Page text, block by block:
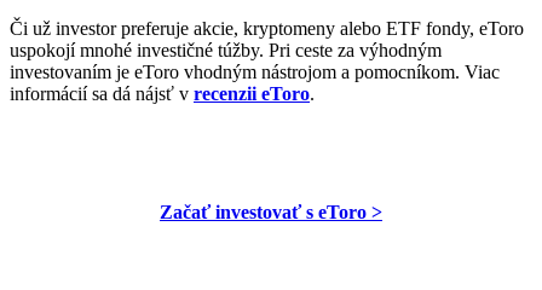
Či už investor preferuje akcie, kryptomeny alebo ETF fondy, eToro
uspokojí mnohé investičné túžby. Pri ceste za výhodným
investovaním je eToro vhodným nástrojom a pomocníkom. Viac
informácií sa dá nájsť v recenzii eToro.
Začať investovať s eToro >